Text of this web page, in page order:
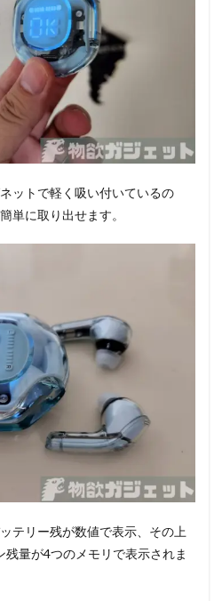
ットで軽く吸い付いているの
単に取り出せます。
テリー残が数値で表示、その上
量が4つのメモリで表示されま